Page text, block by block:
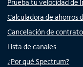
Prueba tu velocidad de
Calculadora de ahorros
Cancelación de contrato
Lista de canales
¿Por qué Spectrum?